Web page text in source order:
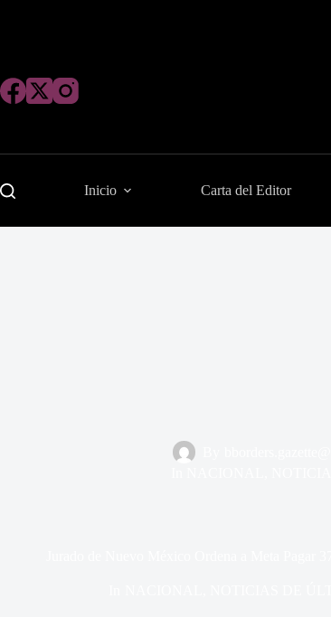
Inicio Carta del Editor